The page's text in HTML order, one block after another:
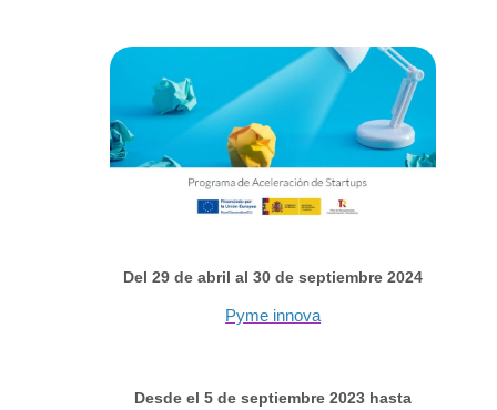
Del 29 de abril al 30 de septiembre 2024
Pyme innova
Desde el 5 de septiembre 2023 hasta